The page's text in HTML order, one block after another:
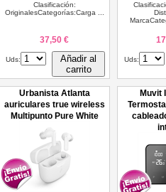
Clasificación:
OriginalesCategorías:Carga ...
37,50 €
Uds:
Añadir al
carrito
Uds:
Urbanista Atlanta
auriculares true wireless
Multipunto Pure White
Muvit